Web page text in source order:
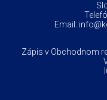
Email:
Zápis v Obchodnom